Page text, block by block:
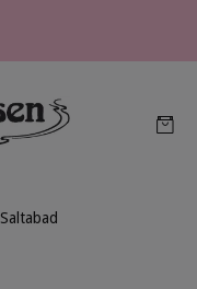
Saltabad